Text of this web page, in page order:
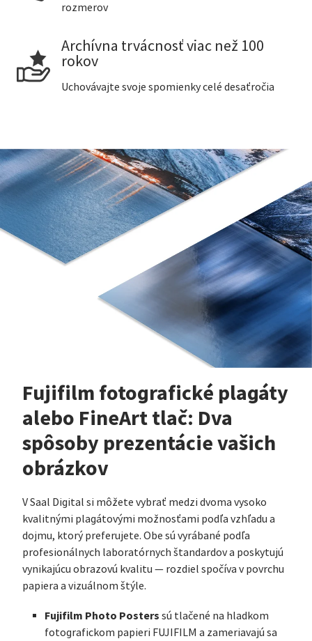
rozmerov
Archívna trvácnosť viac než 100
rokov
Uchovávajte svoje spomienky celé desaťročia
Fujifilm fotografické plagáty
alebo FineArt tlač: Dva
spôsoby prezentácie vašich
obrázkov
V Saal Digital si môžete vybrať medzi dvoma vysoko
kvalitnými plagátovými možnosťami podľa vzhľadu a
dojmu, ktorý preferujete. Obe sú vyrábané podľa
profesionálnych laboratórnych štandardov a poskytujú
vynikajúcu obrazovú kvalitu — rozdiel spočíva v povrchu
papiera a vizuálnom štýle.
Fujifilm Photo Posters sú tlačené na hladkom
fotografickom papieri FUJIFILM a zameriavajú sa